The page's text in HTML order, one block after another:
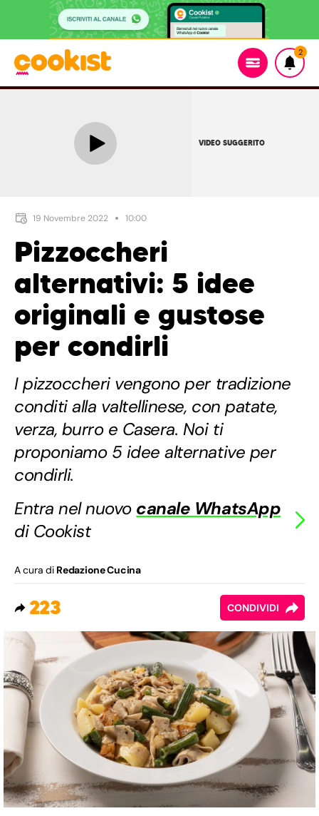
2
VIDEO SUGGERITO
19 Novembre 2022 10:00
Pizzoccheri
alternativi: 5 idee
originali e gustose
per condirli
I pizzoccheri vengono per tradizione
conditi alla valtellinese, con patate,
verza, burro e Casera. Noi ti
proponiamo 5 idee alternative per
condirli.
Entra nel nuovo canale WhatsApp
di Cookist
A cura di Redazione Cucina
223 CONDIVIDI